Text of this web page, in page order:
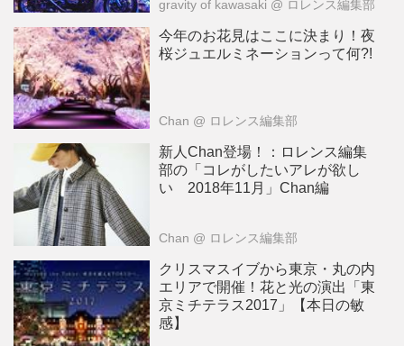
gravity of kawasaki @ ロレンス編集部
今年のお花見はここに決まり！夜
桜ジュエルミネーションって何?!
Chan @ ロレンス編集部
新人Chan登場！：ロレンス編集
部の「コレがしたいアレが欲し
い 2018年11月」Chan編
Chan @ ロレンス編集部
クリスマスイブから東京・丸の内
エリアで開催！花と光の演出「東
京ミチテラス2017」【本日の敏
感】